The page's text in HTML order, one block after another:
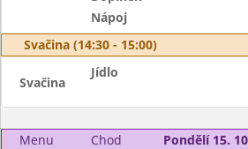
Nápoj
Svačina (14:30 - 15:00)
Svačina
Jídlo
Menu Chod
Pondělí 15.